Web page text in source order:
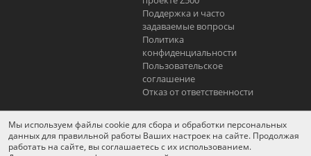
Поддержка и часто
задаваемые вопросы
Политика
конфиденциальности
Пользовательское
соглашение
Отказ от ответственности
YouTube Фейсбук
Вконтакте
Одноклассники
Instagram
Мы используем файлы cookie для сбора и обработки персональных
данных для правильной работы Ваших настроек на сайте. Продолжая
работать на сайте, вы соглашаетесь с их использованием.